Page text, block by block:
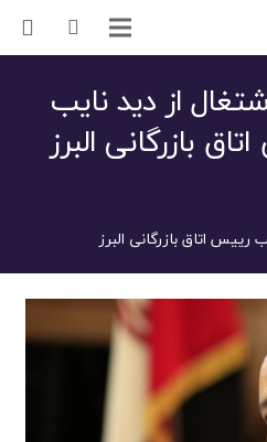
از دید نایب
بازرگانی البرز
رییس اتاق بازرگانی البرز